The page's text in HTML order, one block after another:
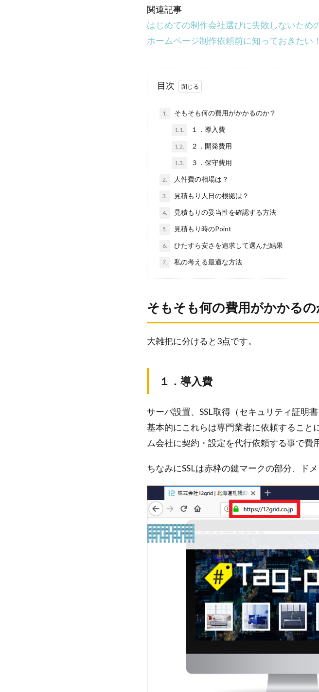
関連記事
はじめての制作会社選びに失敗しないため
ホームページ制作依頼前に知っておきたい
目次
1. そもそも何の費用がかかるのか？
1.1. １．導入費
1.2. ２．開発費用
1.3. ３．保守費用
2. 人件費の相場は？
3. 見積もり人日の根拠は？
4. 見積もりの妥当性を確認する方法
5. 見積もり時のPoint
6. ひたすら安さを追求して選んだ結果
7. 私の考える最適な方法
そもそも何の費用がかかるの
大雑把に分けると3点です。
１．導入費
サーバ設置、SSL取得（セキュリティ証明
基本的にこれらは専門業者に依頼すること
ム会社に契約・設定を代行依頼する事で費
ちなみにSSLは赤枠の鍵マークの部分、ド